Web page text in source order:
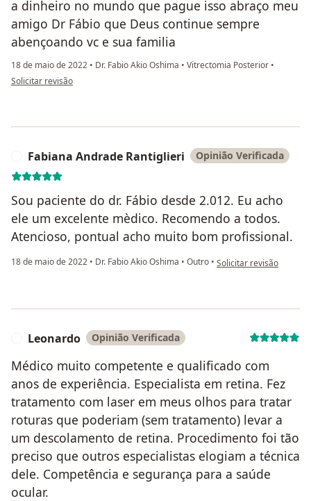
a dinheiro no mundo que pague isso abraço meu
amigo Dr Fábio que Deus continue sempre
abençoando vc e sua familia
18 de maio de 2022 • Dr. Fabio Akio Oshima • Vitrectomia Posterior •
na opinião do utilizador Joel Batista da Silva
Solicitar revisão
Fabiana Andrade Rantiglieri Opinião Verificada
Sou paciente do dr. Fábio desde 2.012. Eu acho
ele um excelente mèdico. Recomendo a todos.
Atencioso, pontual acho muito bom profissional.
18 de maio de 2022 • Dr. Fabio Akio Oshima • Outro • na opinião do utilizador
Solicitar revisão
Leonardo Opinião Verificada
Médico muito competente e qualificado com
anos de experiência. Especialista em retina. Fez
tratamento com laser em meus olhos para tratar
roturas que poderiam (sem tratamento) levar a
um descolamento de retina. Procedimento foi tão
preciso que outros especialistas elogiam a técnica
dele. Competência e segurança para a saúde
ocular.